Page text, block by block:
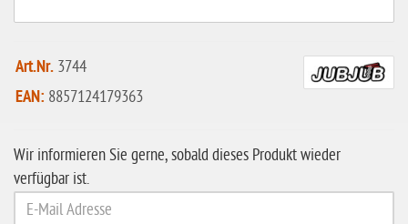
laktosefrei
ohne Ei
ohne Haselnüsse
Bio
vegan
Art.Nr. 3744
EAN: 8857124179363
Wir informieren Sie gerne, sobald dieses Produkt wieder
verfügbar ist.